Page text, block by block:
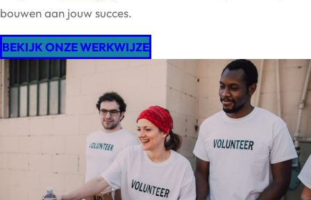
bouwen aan jouw succes.
BEKIJK ONZE WERKWIJZE